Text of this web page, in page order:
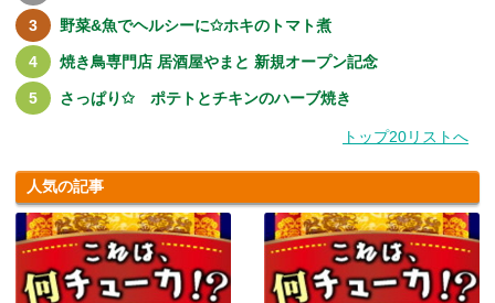
野菜&魚でヘルシーに✩ホキのトマト煮
焼き鳥専門店 居酒屋やまと 新規オープン記念
さっぱり✩ ポテトとチキンのハーブ焼き
トップ20リストへ
人気の記事